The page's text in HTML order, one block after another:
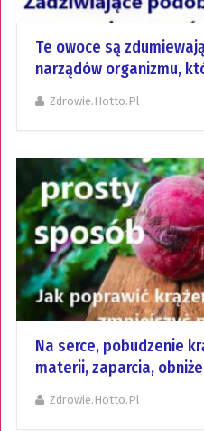
Te owoce są
narządów organizmu,
Zdrowie.hotto.pl
Na serce, pobudzenie
materii, zaparcia,
Zdrowie.hotto.pl